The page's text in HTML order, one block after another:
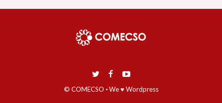
© COMECSO ·We ♥ Wordpress